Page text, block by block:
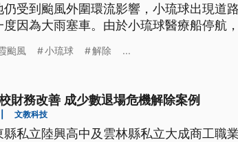
受到颱風外圍環流影響，小琉球出現道
因為大雨塞車。由於小琉球醫療船停航
颱風 小琉球 解除 ...
財務改善 成少數退場危機解除案例
文教科技
私立陸興高中及雲林縣私立大成商工職